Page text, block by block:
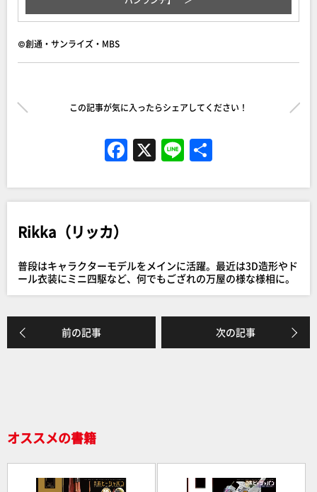
©創通・サンライズ・MBS
この記事が気に入ったらシェアしてください！
F
a
c
o
o
k
X Li
n
e
Rikka（リッカ）
普段はキャラクターモデルをメインに活躍。最近は3D造形やド
ール衣装にミニ四駆など、何でもござれの万屋の様な様相に。
前の記事 次の記事
オススメの書籍